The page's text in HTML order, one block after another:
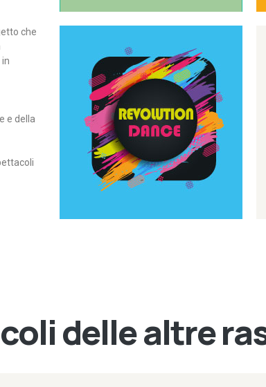
che
e della
Revolution Dance
Rassegna di danza
contemporanea – I Edizione
Continua
delle altre